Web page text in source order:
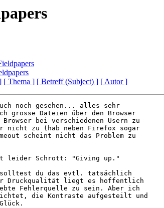
[ Thema ] [ Betreff (Subject) ] [ Autor ]
noch gesehen... alles sehr
grosse Dateien über den Browser
Browser bei verschiedenen Usern zu
nicht zu (hab neben Firefox sogar
scheint nicht das Problem zu
leider Schrott: "Giving up."
solltest du das evtl. tatsächlich
Druckqualität liegt es hoffentlich
Fehlerquelle zu sein. Aber ich
die Kontraste aufgesteilt und